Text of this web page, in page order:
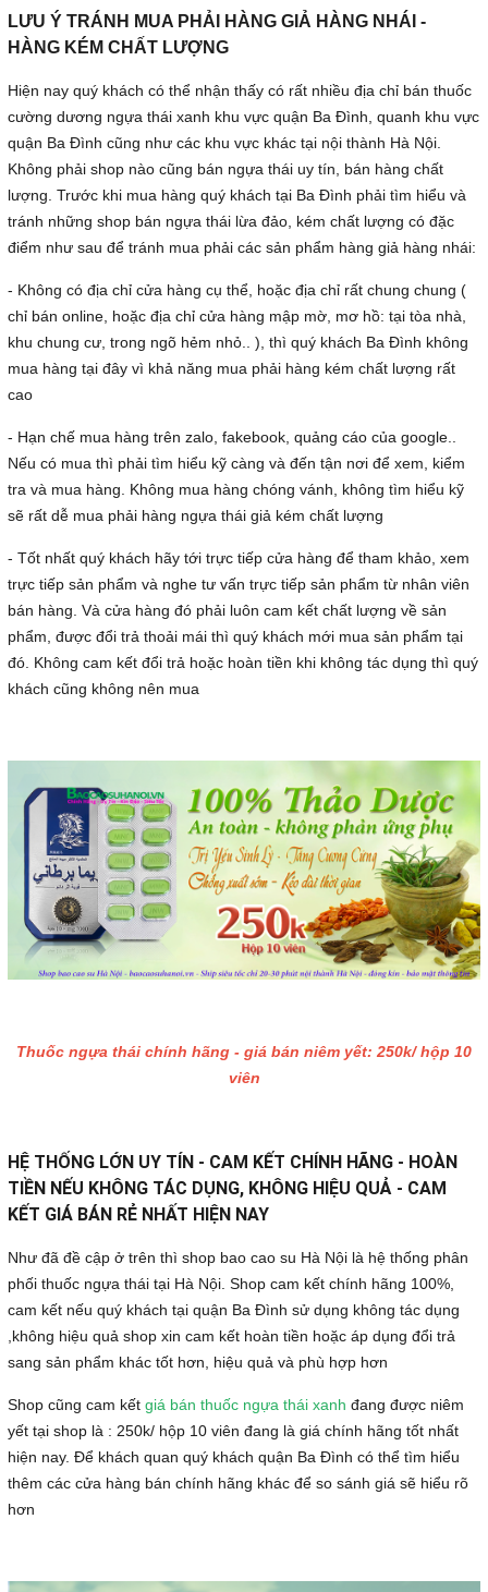
LƯU Ý TRÁNH MUA PHẢI HÀNG GIẢ HÀNG NHÁI -
HÀNG KÉM CHẤT LƯỢNG
Hiện nay quý khách có thể nhận thấy có rất nhiều địa chỉ bán thuốc
cường dương ngựa thái xanh khu vực quận Ba Đình, quanh khu vực
quận Ba Đình cũng như các khu vực khác tại nội thành Hà Nội.
Không phải shop nào cũng bán ngựa thái uy tín, bán hàng chất
lượng. Trước khi mua hàng quý khách tại Ba Đình phải tìm hiểu và
tránh những shop bán ngựa thái lừa đảo, kém chất lượng có đặc
điểm như sau để tránh mua phải các sản phẩm hàng giả hàng nhái:
- Không có địa chỉ cửa hàng cụ thể, hoặc địa chỉ rất chung chung (
chỉ bán online, hoặc địa chỉ cửa hàng mập mờ, mơ hồ: tại tòa nhà,
khu chung cư, trong ngõ hẻm nhỏ.. ), thì quý khách Ba Đình không
mua hàng tại đây vì khả năng mua phải hàng kém chất lượng rất
cao
- Hạn chế mua hàng trên zalo, fakebook, quảng cáo của google..
Nếu có mua thì phải tìm hiểu kỹ càng và đến tận nơi để xem, kiểm
tra và mua hàng. Không mua hàng chóng vánh, không tìm hiểu kỹ
sẽ rất dễ mua phải hàng ngựa thái giả kém chất lượng
- Tốt nhất quý khách hãy tới trực tiếp cửa hàng để tham khảo, xem
trực tiếp sản phẩm và nghe tư vấn trực tiếp sản phẩm từ nhân viên
bán hàng. Và cửa hàng đó phải luôn cam kết chất lượng về sản
phẩm, được đổi trả thoải mái thì quý khách mới mua sản phẩm tại
đó. Không cam kết đổi trả hoặc hoàn tiền khi không tác dụng thì quý
khách cũng không nên mua
Thuốc ngựa thái chính hãng - giá bán niêm yết: 250k/ hộp 10
viên
HỆ THỐNG LỚN UY TÍN - CAM KẾT CHÍNH HÃNG - HOÀN
TIỀN NẾU KHÔNG TÁC DỤNG, KHÔNG HIỆU QUẢ - CAM
KẾT GIÁ BÁN RẺ NHẤT HIỆN NAY
Như đã đề cập ở trên thì shop bao cao su Hà Nội là hệ thống phân
phối thuốc ngựa thái tại Hà Nội. Shop cam kết chính hãng 100%,
cam kết nếu quý khách tại quận Ba Đình sử dụng không tác dụng
,không hiệu quả shop xin cam kết hoàn tiền hoặc áp dụng đổi trả
sang sản phẩm khác tốt hơn, hiệu quả và phù hợp hơn
Shop cũng cam kết giá bán thuốc ngựa thái xanh đang được niêm
yết tại shop là : 250k/ hộp 10 viên đang là giá chính hãng tốt nhất
hiện nay. Để khách quan quý khách quận Ba Đình có thể tìm hiểu
thêm các cửa hàng bán chính hãng khác để so sánh giá sẽ hiểu rõ
hơn